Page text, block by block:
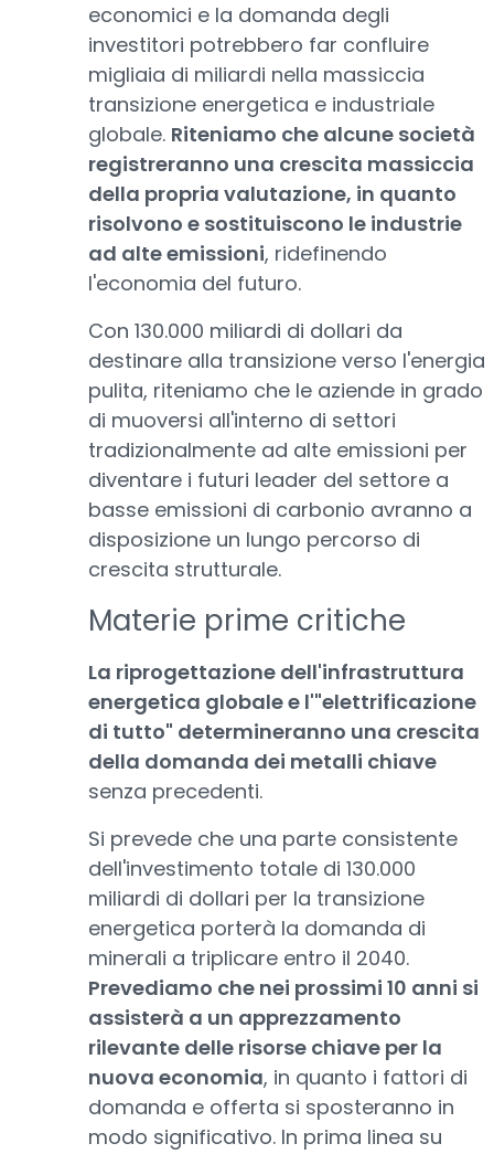
economici e la domanda degli
investitori potrebbero far confluire
migliaia di miliardi nella massiccia
transizione energetica e industriale
globale. Riteniamo che alcune società
registreranno una crescita massiccia
della propria valutazione, in quanto
risolvono e sostituiscono le industrie
ad alte emissioni, ridefinendo
l'economia del futuro.
Con 130.000 miliardi di dollari da
destinare alla transizione verso l'energia
pulita, riteniamo che le aziende in grado
di muoversi all'interno di settori
tradizionalmente ad alte emissioni per
diventare i futuri leader del settore a
basse emissioni di carbonio avranno a
disposizione un lungo percorso di
crescita strutturale.
Materie prime critiche
La riprogettazione dell'infrastruttura
energetica globale e l'"elettrificazione
di tutto" determineranno una crescita
della domanda dei metalli chiave
senza precedenti.
Si prevede che una parte consistente
dell'investimento totale di 130.000
miliardi di dollari per la transizione
energetica porterà la domanda di
minerali a triplicare entro il 2040.
Prevediamo che nei prossimi 10 anni si
assisterà a un apprezzamento
rilevante delle risorse chiave per la
nuova economia, in quanto i fattori di
domanda e offerta si sposteranno in
modo significativo. In prima linea su